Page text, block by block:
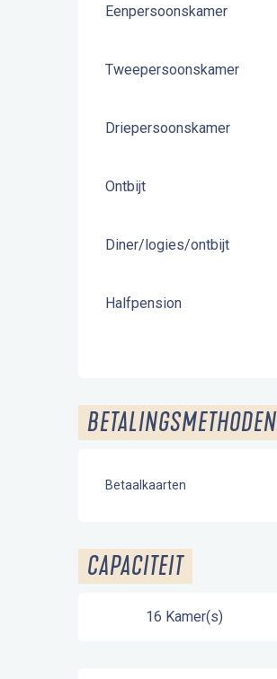
Eenpersoonskamer
Tweepersoonskamer
Driepersoonskamer
Ontbijt
Diner/logies/ontbijt
Halfpension
BETALINGSMETHODEN
Betaalkaarten
CAPACITEIT
16 Kamer(s)